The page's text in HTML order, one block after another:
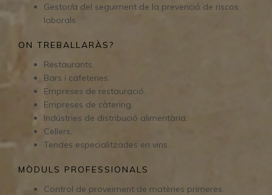
Gestor/a del seguiment de la prevenció de riscos
laborals.
ON TREBALLARÀS?
Restaurants.
Bars i cafeteries.
Empreses de restauració.
Empreses de càtering.
Indústries de distribució alimentària.
Cellers.
Tendes especialitzades en vins.
MÒDULS PROFESSIONALS
Control de proveïment de matèries primeres.